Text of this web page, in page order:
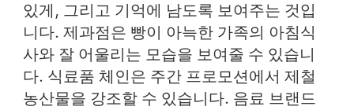
있게, 그리고 기억에 남도록 보여주는 것입
니다. 제과점은 빵이 아늑한 가족의 아침식
사와 잘 어울리는 모습을 보여줄 수 있습니
다. 식료품 체인은 주간 프로모션에서 제철
농산물을 강조할 수 있습니다. 음료 브랜드